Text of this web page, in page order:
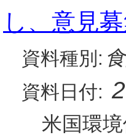
し、意見
資料種別:
資料日付:
米国環境